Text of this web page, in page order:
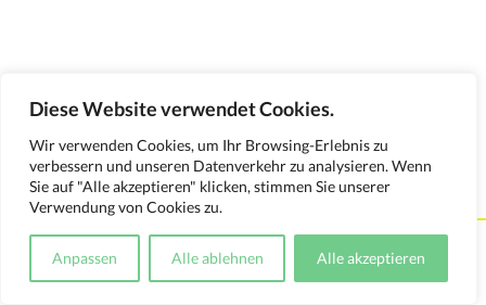
Diese Website verwendet Cookies.
Wir verwenden Cookies, um Ihr Browsing-Erlebnis zu
verbessern und unseren Datenverkehr zu analysieren. Wenn
Sie auf "Alle akzeptieren" klicken, stimmen Sie unserer
Verwendung von Cookies zu.
Anpassen Alle ablehnen Alle akzeptieren
Kontakt Impressum Datenschutzerklärung
Medienverwendungsnachweis